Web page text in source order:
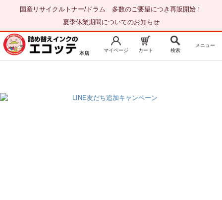
国産リサイクルトナー/ドラム 多数のご要望につき再販開始！
夏季休業期間についてのお知らせ
本店
マイページ カート 検索
メニュー